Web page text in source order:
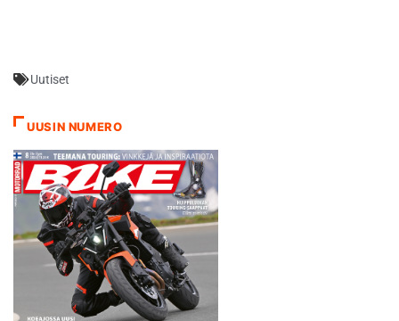
tunnetusti kortilla. Ajo
lukemat 1.49,065.
Kierrosaika on hänen tähän
mennessä parhaansa. Aika-
ajossa 4,2…
Uutiset
UUSIN NUMERO